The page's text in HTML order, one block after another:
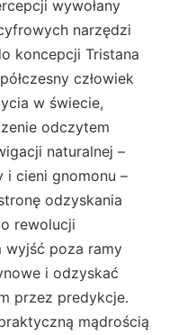
wywołany
narzędzi
koncepcji Tristana
człowiek
w świecie,
odczytem
naturalnej –
cieni gnomonu –
odzyskania
rewolucji
wyjść poza ramy
i odzyskać
przez predykcje.
mądrością